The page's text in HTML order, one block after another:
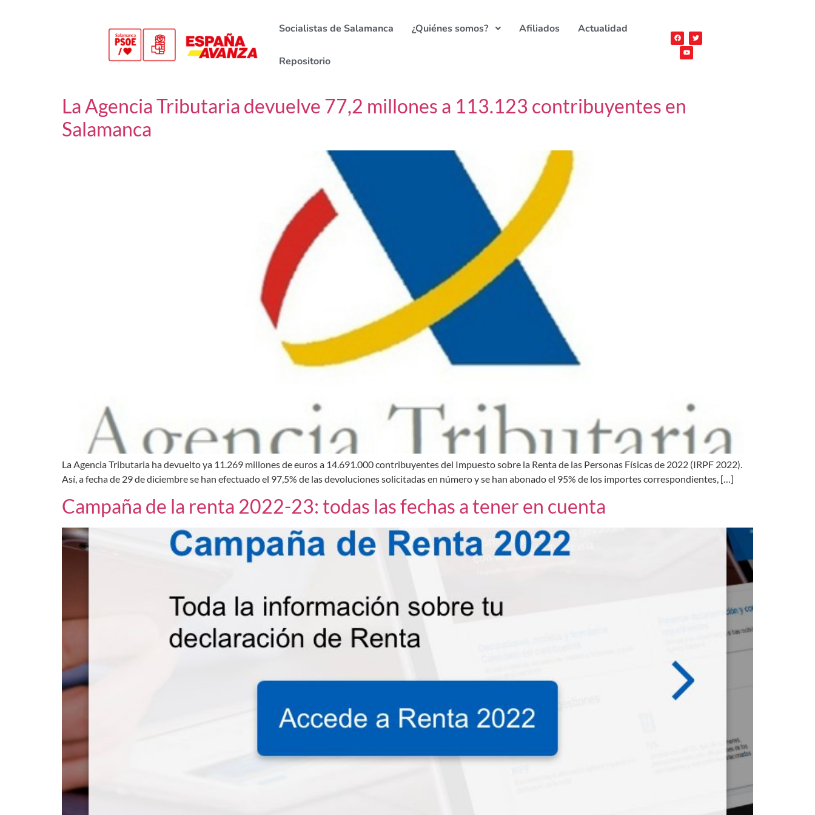
Socialistas de Salamanca ¿Quiénes somos? Afiliados Actualidad
Repositorio
La Agencia Tributaria devuelve 77,2 millones a 113.123 contribuyentes en
Salamanca
La Agencia Tributaria ha devuelto ya 11.269 millones de euros a 14.691.000 contribuyentes del Impuesto sobre la Renta de las Personas Físicas de 2022 (IRPF 2022).
Así, a fecha de 29 de diciembre se han efectuado el 97,5% de las devoluciones solicitadas en número y se han abonado el 95% de los importes correspondientes, […]
Campaña de la renta 2022-23: todas las fechas a tener en cuenta